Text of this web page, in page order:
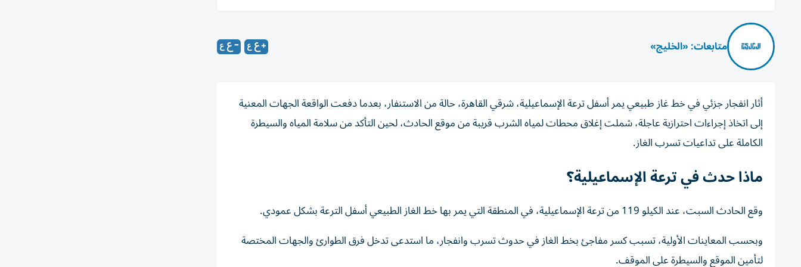
متابعات: «الخليج»
أثار انفجار جزئي في خط غاز طبيعي يمر أسفل ترعة الإسماعيلية، شرقي القاهرة، حالة من الاستنفار، بعدما دفعت الواقعة الجهات المعنية
إلى اتخاذ إجراءات احترازية عاجلة، شملت إغلاق محطات لمياه الشرب قريبة من موقع الحادث، لحين التأكد من سلامة المياه والسيطرة
الكاملة على تداعيات تسرب الغاز.
ماذا حدث في ترعة الإسماعيلية؟
وقع الحادث السبت، عند الكيلو 119 من ترعة الإسماعيلية، في المنطقة التي يمر بها خط الغاز الطبيعي أسفل الترعة بشكل عمودي.
وبحسب المعاينات الأولية، تسبب كسر مفاجئ بخط الغاز في حدوث تسرب وانفجار، ما استدعى تدخل فرق الطوارئ والجهات المختصة
لتأمين الموقع والسيطرة على الموقف.